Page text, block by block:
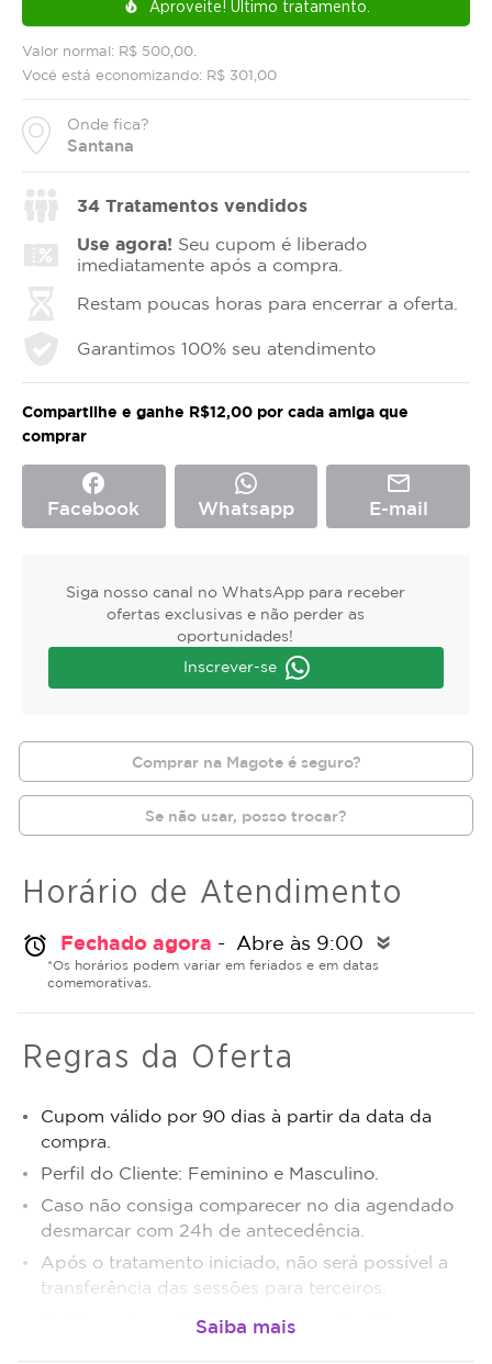
Valor normal: R$ 500,00.
Você está economizando: R$ 301,00
Onde fica?
Santana
local_fire_department Aproveite! Último tratamento.
34 Tratamentos vendidos
Use agora! Seu cupom é liberado
imediatamente após a compra.
Restam poucas horas para encerrar a oferta.
Garantimos 100% seu atendimento
Compartilhe e ganhe R$12,00 por cada amiga que
comprar
facebook
Facebook Whatsapp
mail_outline
E-mail
Siga nosso canal no WhatsApp para receber
ofertas exclusivas e não perder as
oportunidades!
Inscrever-se
Comprar na Magote é seguro?
Se não usar, posso trocar?
Horário de Atendimento
alarm Fechado agora - Abre às 9:00 double_arrow
*Os horários podem variar em feriados e em datas
comemorativas.
Regras da Oferta
Cupom válido por 90 dias à partir da data da
compra.
Perfil do Cliente: Feminino e Masculino.
Caso não consiga comparecer no dia agendado
desmarcar com 24h de antecedência.
Após o tratamento iniciado, não será possível a
transferência das sessões para terceiros.
Sujeito a disponibilidade de dias e horários.